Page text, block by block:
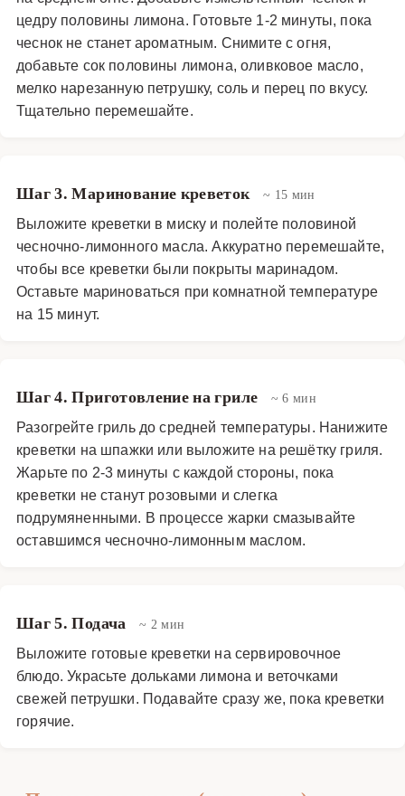
цедру половины лимона. Готовьте 1-2 минуты, пока
чеснок не станет ароматным. Снимите с огня,
добавьте сок половины лимона, оливковое масло,
мелко нарезанную петрушку, соль и перец по вкусу.
Тщательно перемешайте.
Шаг 3. Маринование креветок ~ 15 мин
Выложите креветки в миску и полейте половиной
чесночно-лимонного масла. Аккуратно перемешайте,
чтобы все креветки были покрыты маринадом.
Оставьте мариноваться при комнатной температуре
на 15 минут.
Шаг 4. Приготовление на гриле ~ 6 мин
Разогрейте гриль до средней температуры. Нанижите
креветки на шпажки или выложите на решётку гриля.
Жарьте по 2-3 минуты с каждой стороны, пока
креветки не станут розовыми и слегка
подрумяненными. В процессе жарки смазывайте
оставшимся чесночно-лимонным маслом.
Шаг 5. Подача ~ 2 мин
Выложите готовые креветки на сервировочное
блюдо. Украсьте дольками лимона и веточками
свежей петрушки. Подавайте сразу же, пока креветки
горячие.